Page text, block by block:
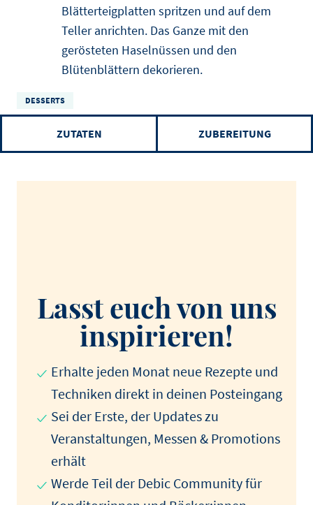
Blätterteigplatten spritzen und auf dem
Teller anrichten. Das Ganze mit den
gerösteten Haselnüssen und den
Blütenblättern dekorieren.
DESSERTS
ZUTATEN ZUBEREITUNG
Lasst euch von uns
inspirieren!
Erhalte jeden Monat neue Rezepte und
Techniken direkt in deinen Posteingang
Sei der Erste, der Updates zu
Veranstaltungen, Messen & Promotions
erhält
Werde Teil der Debic Community für